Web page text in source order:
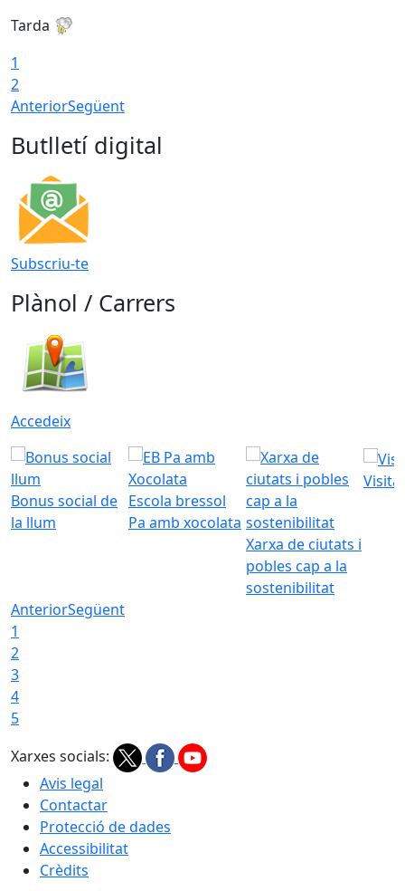
Tarda
1
2
AnteriorSegüent
Butlletí digital
Subscriu-te
Plànol / Carrers
Accedeix
Bonus social de
la llum
Escola bressol
Pa amb xocolata
Xarxa de ciutats i
pobles cap a la
sostenibilitat
Visita
AnteriorSegüent
1
2
3
4
5
Xarxes socials:
Avis legal
Contactar
Protecció de dades
Accessibilitat
Crèdits